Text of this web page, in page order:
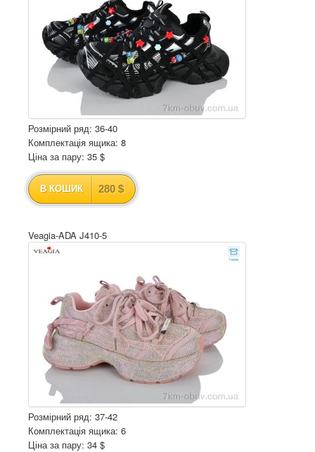
Розмірний ряд: 36-40
Комплектація ящика: 8
Ціна за пару: 35 $
В КОШИК 280 $
Veagia-ADA J410-5
Розмірний ряд: 37-42
Комплектація ящика: 6
Ціна за пару: 34 $